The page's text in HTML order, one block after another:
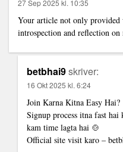
27 Sep 2025 kl. 10:35
Your article not only provided
introspection and reflection on
betbhai9skriver:
16 Okt 2025 kl. 6:24
Join Karna Kitna Easy Hai?
Signup process itna fast
kam time lagta hai 🍲
Official site visit karo –